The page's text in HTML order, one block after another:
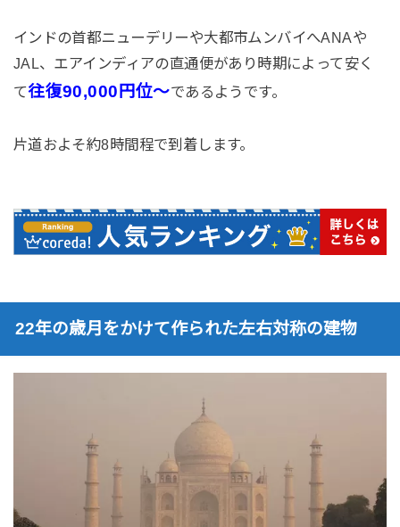
インドの首都ニューデリーや大都市ムンバイへANAや
JAL、エアインディアの直通便があり時期によって安く
て往復90,000円位〜であるようです。
片道およそ約8時間程で到着します。
22年の歳月をかけて作られた左右対称の建物